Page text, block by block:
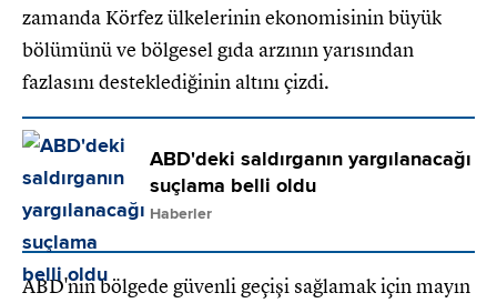
zamanda Körfez ülkelerinin ekonomisinin büyük
bölümünü ve bölgesel gıda arzının yarısından
fazlasını desteklediğinin altını çizdi.
ABD'deki saldırganın yargılanacağı
suçlama belli oldu
Haberler
ABD'nin bölgede güvenli geçişi sağlamak için mayın